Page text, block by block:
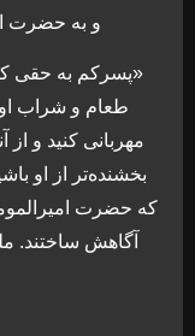
و به حضرت
«پسرکم به حقی
طعام و شراب او
مهربانی کنید و از
بخشنده‌تر از او
که حضرت
آگاهش ساختند.